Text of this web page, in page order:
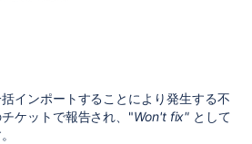
インポートすることにより発生する不
ケットで報告され、"Won't fix" として